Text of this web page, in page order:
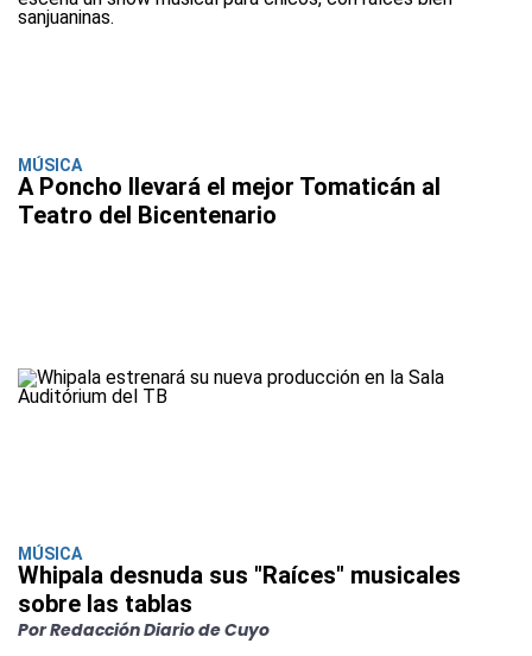
MÚSICA
A Poncho llevará el mejor Tomaticán al
Teatro del Bicentenario
MÚSICA
Whipala desnuda sus "Raíces" musicales
sobre las tablas
Por Redacción Diario de Cuyo